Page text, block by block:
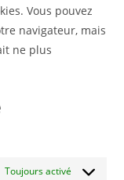
Vous pouvez
navigateur, mais
ne plus
Toujours activé